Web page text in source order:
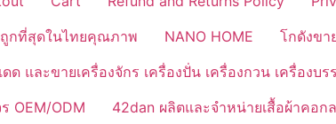
ถูกที่สุดในไทยคุณภาพ
NANO HOME
โกดังขา
ละขายเครื่องจักร เครื่องปั่น เครื่องกวน เครื่องบร
OEM/ODM
42dan ผลิตและจำหน่ายเสื้อผ้าคอ